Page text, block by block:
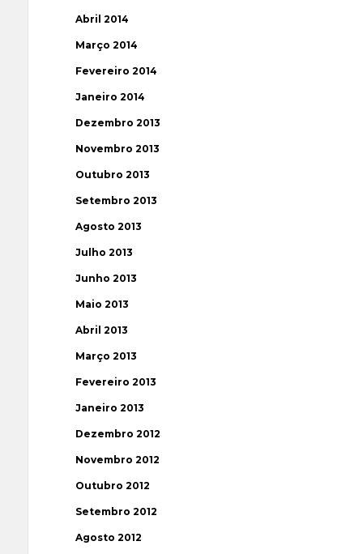
Abril 2014
Março 2014
Fevereiro 2014
Janeiro 2014
Dezembro 2013
Novembro 2013
Outubro 2013
Setembro 2013
Agosto 2013
Julho 2013
Junho 2013
Maio 2013
Abril 2013
Março 2013
Fevereiro 2013
Janeiro 2013
Dezembro 2012
Novembro 2012
Outubro 2012
Setembro 2012
Agosto 2012